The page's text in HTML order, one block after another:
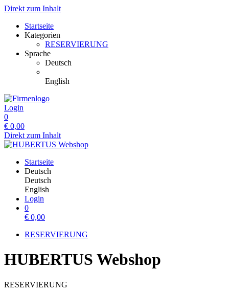
Direkt zum Inhalt
Startseite
Kategorien
RESERVIERUNG
Sprache
Deutsch
English
Login
0
€ 0,00
Direkt zum Inhalt
Startseite
Deutsch
Deutsch
English
Login
0
€ 0,00
RESERVIERUNG
HUBERTUS Webshop
RESERVIERUNG